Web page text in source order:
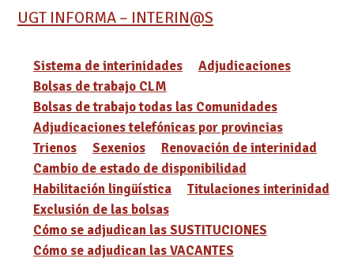
UGT INFORMA – INTERIN@S
Sistema de interinidades
Adjudicaciones
Bolsas de trabajo CLM
Bolsas de trabajo todas las Comunidades
Adjudicaciones telefónicas por provincias
Trienos
Sexenios
Renovación de interinidad
Cambio de estado de disponibilidad
Habilitación lingüística
Titulaciones interinidad
Exclusión de las bolsas
Cómo se adjudican las SUSTITUCIONES
Cómo se adjudican las VACANTES